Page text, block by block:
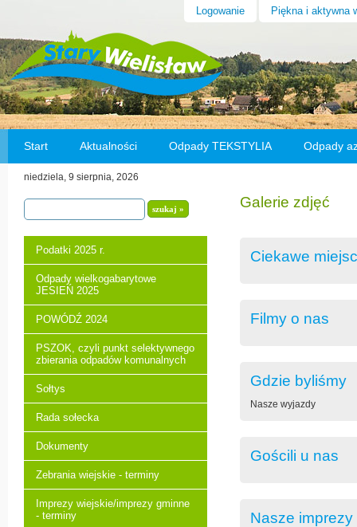
Logowanie Piękna i aktywna
Start Aktualności Odpady TEKSTYLIA Odpady
Wybory na Sołtysa w Starym Wielisławiu
niedziela, 9 sierpnia, 2026
Podatki 2025 r.
Odpady wielkogabarytowe
JESIEŃ 2025
POWÓDŹ 2024
PSZOK, czyli punkt selektywnego
zbierania odpadów komunalnych
Sołtys
Rada sołecka
Dokumenty
Zebrania wiejskie - terminy
Imprezy wiejskie/imprezy gminne
- terminy
Galerie zdjęć
Ciekawe
Filmy o nas
Gdzie byliśmy
Nasze wyjazdy
Gościli u nas
Nasze imprezy